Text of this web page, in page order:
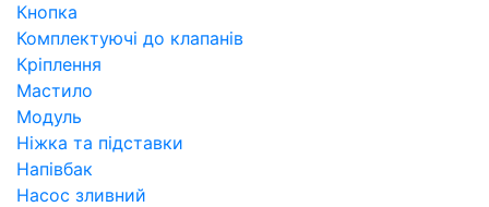
Кнопка
Комплектуючі до клапанів
Кріплення
Мастило
Модуль
Ніжка та підставки
Напівбак
Насос зливний